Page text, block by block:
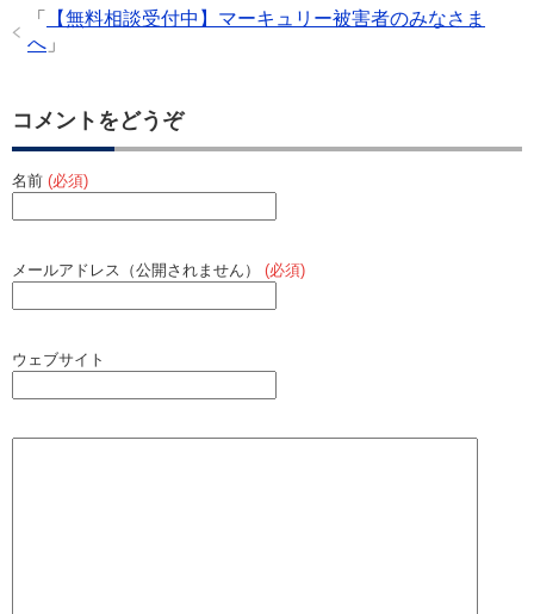
「
【無料相談受付中】マーキュリー被害者のみなさま
へ 」
コメントをどうぞ
名前 (必須)
メールアドレス（公開されません） (必須)
ウェブサイト